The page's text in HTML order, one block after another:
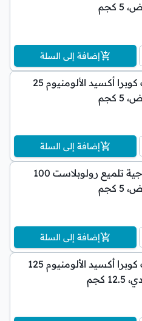
كجم
إضافة إلى السلة
رمل تنظيف كوبرا أكسيد الألومنيوم 25
كجم
إضافة إلى السلة
حبيبات زجاجية تلميع رولوبلاست 100
كجم
إضافة إلى السلة
رمل تنظيف كوبرا أكسيد الألومنيوم 125
كجم